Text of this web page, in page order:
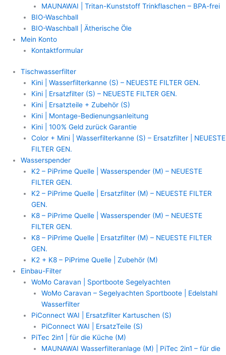
MAUNAWAI | Tritan-Kunststoff Trinkflaschen – BPA-frei
BIO-Waschball
BIO-Waschball | Ätherische Öle
Mein Konto
Kontaktformular
Tischwasserfilter
Kini | Wasserfilterkanne (S) – NEUESTE FILTER GEN.
Kini | Ersatzfilter (S) – NEUESTE FILTER GEN.
Kini | Ersatzteile + Zubehör (S)
Kini | Montage-Bedienungsanleitung
Kini | 100% Geld zurück Garantie
Color + Mini | Wasserfilterkanne (S) – Ersatzfilter | NEUESTE
FILTER GEN.
Wasserspender
K2 – PiPrime Quelle | Wasserspender (M) – NEUESTE
FILTER GEN.
K2 – PiPrime Quelle | Ersatzfilter (M) – NEUESTE FILTER
GEN.
K8 – PiPrime Quelle | Wasserspender (M) – NEUESTE
FILTER GEN.
K8 – PiPrime Quelle | Ersatzfilter (M) – NEUESTE FILTER
GEN.
K2 + K8 – PiPrime Quelle | Zubehör (M)
Einbau-Filter
WoMo Caravan | Sportboote Segelyachten
WoMo Caravan – Segelyachten Sportboote | Edelstahl
Wasserfilter
PiConnect WAI | Ersatzfilter Kartuschen (S)
PiConnect WAI | ErsatzTeile (S)
PiTec 2in1 | für die Küche (M)
MAUNAWAI Wasserfilteranlage (M) | PiTec 2in1 – für die